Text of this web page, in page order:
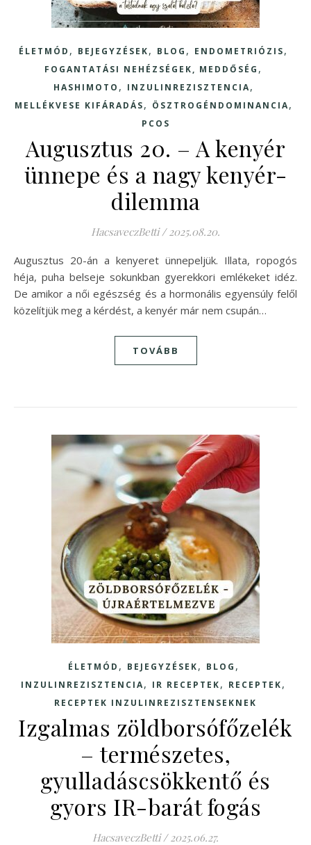
ÉLETMÓD , BEJEGYZÉSEK, BLOG , ENDOMETRIÓZIS,
FOGANTATÁSI NEHÉZSÉGEK, MEDDŐSÉG ,
HASHIMOTO , INZULINREZISZTENCIA,
MELLÉKVESE KIFÁRADÁS, ÖSZTROGÉNDOMINANCIA,
PCOS
Augusztus 20. – A kenyér
ünnepe és a nagy kenyér-
dilemma
HacsaveczBetti / 2025.08.20.
Augusztus 20-án a kenyeret ünnepeljük. Illata, ropogós
héja, puha belseje sokunkban gyerekkori emlékeket idéz.
De amikor a női egészség és a hormonális egyensúly felől
közelítjük meg a kérdést, a kenyér már nem csupán…
TOVÁBB
ÉLETMÓD , BEJEGYZÉSEK, BLOG ,
INZULINREZISZTENCIA, IR RECEPTEK, RECEPTEK,
RECEPTEK INZULINREZISZTENSEKNEK
Izgalmas zöldborsófőzelék
– természetes,
gyulladáscsökkentő és
gyors IR-barát fogás
HacsaveczBetti / 2025.06.27.